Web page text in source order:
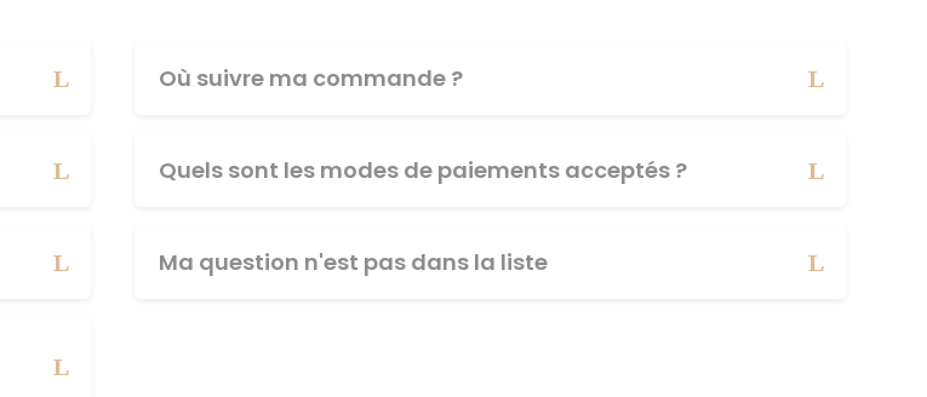
Où suivre ma commande ?
Quels sont les modes de paiements acceptés ?
Ma question n'est pas dans la liste